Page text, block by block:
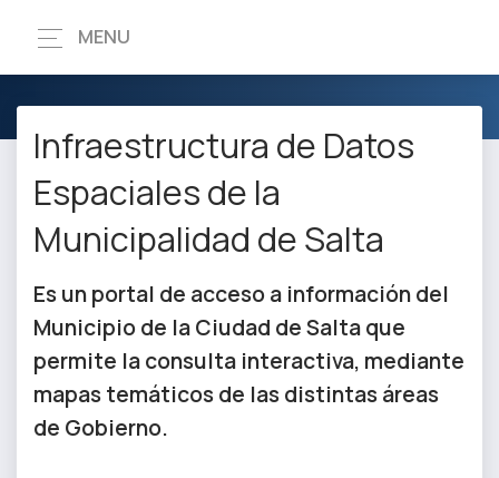
MENU
Infraestructura de Datos
Espaciales de la
Municipalidad de Salta
Es un portal de acceso a información del
Municipio de la Ciudad de Salta que
permite la consulta interactiva, mediante
mapas temáticos de las distintas áreas
de Gobierno.